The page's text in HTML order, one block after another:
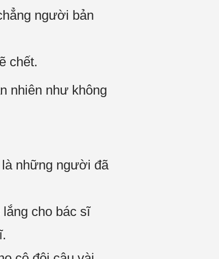
người bản
chết.
nhiên như không
những người đã
cho bác sĩ